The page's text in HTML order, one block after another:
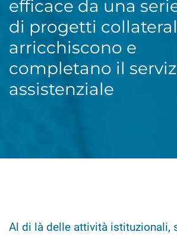
efficace da una
di progetti
arricchiscono e
completano il
assistenziale
Al di là delle attività istituzionali,